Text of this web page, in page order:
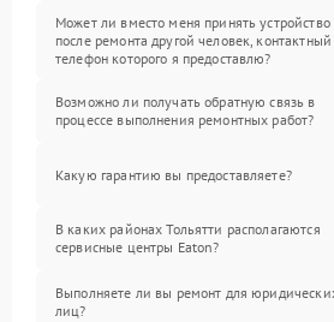
Может ли вместо меня принять устройство
после ремонта другой человек, контактный
телефон которого я предоставлю?
Возможно ли получать обратную связь в
процессе выполнения ремонтных работ?
Какую гарантию вы предоставляете?
В каких районах Тольятти располагаются
сервисные центры Eaton?
Выполняете ли вы ремонт для
лиц?